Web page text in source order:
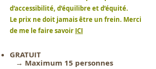
d’accessibilité, d’équilibre et d’équité.
Le prix ne doit jamais être un frein. Merci
de me le faire savoir ICI
GRATUIT
→ Maximum 15 personnes